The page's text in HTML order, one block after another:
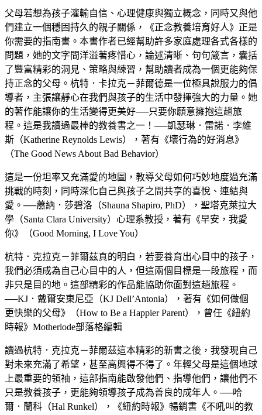
父母若想為孩子灌輸自信、心理健康與獨立概念，同時又與他
們建立一個穩固持久的親子關係，《正念教養培育好人》正是
你需要的指南書。本書作者已經幫助許多家庭處理各式各樣的
問題，她的文字間洋溢著疼惜心，論述清晰、句句箴言，囊括
了豐富精彩的洞見、策略與練習，幫助讀者成為一個更能夠保
持正念的父母。杭特．卡拉克－菲爾德是一位極具說服力的倡
導者，主張讓靜心在我們與孩子的生活中發揮強大的力量。她
的著作能讓你的生活變得更美好──只要你願意擁抱這趟旅
程。這是我讀過最棒的教養書之一！──凱瑟琳．雷諾．李維
斯（Katherine Reynolds Lewis），著有《壞行為的好消息》
（The Good News About Bad Behavior）
這是一份坦率又充滿愛的地圖，教導父母如何巧妙地度過充滿
挑戰的時刻，同時深化自己與孩子之間共享的喜悅、連結與
愛。──蕭納．莎碧洛（Shauna Shapiro, PhD），聖塔克萊拉大
學（Santa Clara University）心理系教授，著有《早安，我愛
你》（Good Morning, I Love You）
杭特．克拉克－菲爾茲真的明白，若要養育出心目中的孩子，
我們必須成為自己心目中的人，但這兩個目標是一段旅程，而
非只是目的地。這部精彩的作品能協助你面對這趟旅程。
──KJ．戴爾安東尼亞（KJ Dell’Antonia），著有《如何做個
更快樂的父母》（How to Be a Happier Parent），曾任《紐約
時報》Motherlode部落格編輯
讀過杭特．克拉克－菲爾茲這本精彩的新書之後，我發現自己
對未來充滿了希望，甚至高興得不得了。年輕父母是這個地球
上最重要的領袖，這部指南能啟發他們、指導他們，讓他們不
只是教養孩子，更能夠領導孩子成為善良的成年人。──哈
爾．蘭科（Hal Runkel），《紐約時報》暢銷書《不吼叫的教